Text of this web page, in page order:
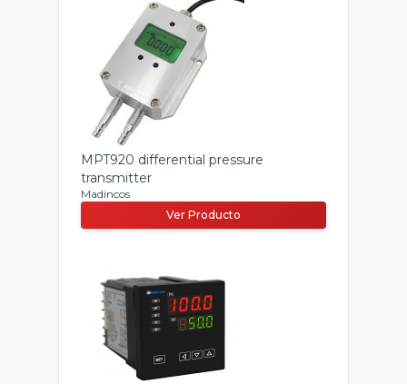
MPT920 differential pressure
transmitter
Madincos
Ver Producto